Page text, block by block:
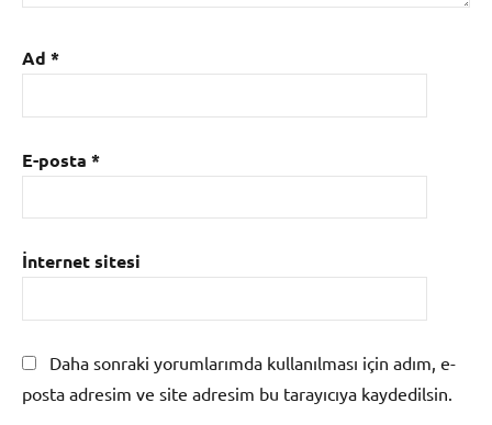
Ad *
E-posta *
İnternet sitesi
Daha sonraki yorumlarımda kullanılması için adım, e-
posta adresim ve site adresim bu tarayıcıya kaydedilsin.